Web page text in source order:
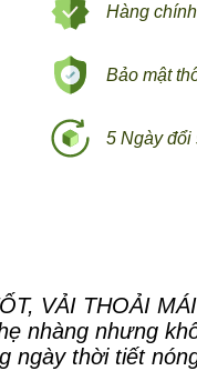
5 Ngày đổi
Bảo mật
Hàng
VẢI THOẢI
nhàng nhưng
ngày thời tiết